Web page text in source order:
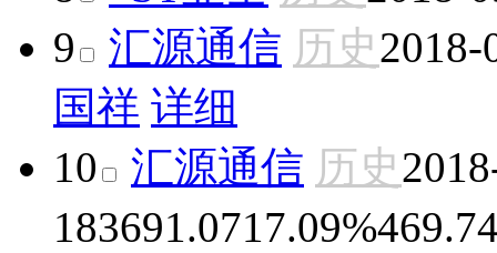
9
汇源通信 历史2018-
国祥 详细
10
汇源通信 历史
183691.0717.09%